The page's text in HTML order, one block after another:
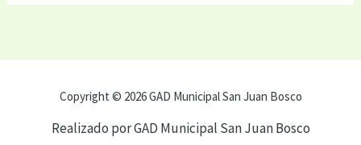
Copyright © 2026 GAD Municipal San Juan Bosco
Realizado por GAD Municipal San Juan Bosco